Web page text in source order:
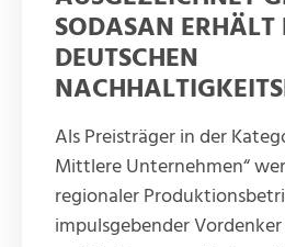
SODASAN ERHÄLT
DEUTSCHEN
Als Preisträger in der
Mittlere Unternehmen“
regionaler
impulsgebender